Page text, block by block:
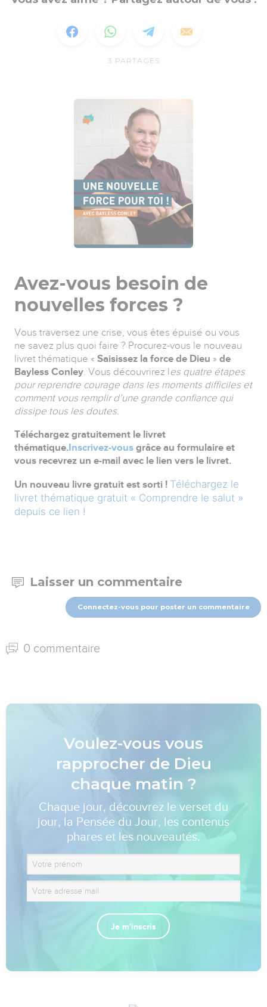
3 PARTAGES
Avez-vous besoin de
nouvelles forces ?
Vous traversez une crise, vous êtes épuisé ou vous
ne savez plus quoi faire ? Procurez-vous le nouveau
livret thématique « Saisissez la force de Dieu » de
Bayless Conley. Vous découvrirez l es quatre étapes
pour reprendre courage dans les moments difficiles et
comment vous remplir d’une grande confiance qui
dissipe tous les doutes.
Téléchargez gratuitement le livret
thématique. Inscrivez-vous grâce au formulaire et
vous recevrez un e-mail avec le lien vers le livret.
Un nouveau livre gratuit est sorti ! Téléchargez le
livret thématique gratuit « Comprendre le salut »
depuis ce lien !
Laisser un commentaire
Connectez-vous pour poster un commentaire
0 commentaire
Voulez-vous vous
rapprocher de Dieu
chaque matin ?
Chaque jour, découvrez le verset du
jour, la Pensée du Jour, les contenus
phares et les nouveautés.
Je m'inscris